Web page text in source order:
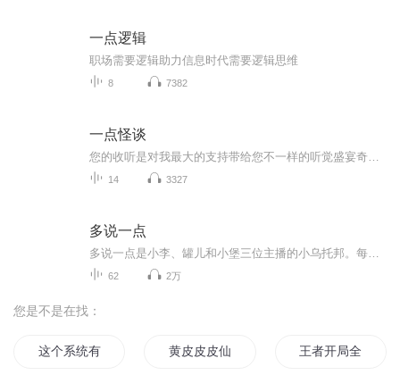
一点逻辑
职场需要逻辑助力信息时代需要逻辑思维
8 7382
一点怪谈
14 3327
多说一点
62 2万
您是不是在找：
这个系统有点皮 黄皮皮皮仙 王者开局全英雄